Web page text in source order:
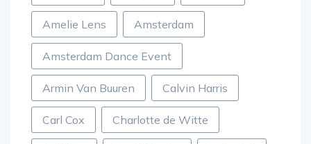
Amelie Lens Amsterdam
Amsterdam Dance Event
Armin Van Buuren Calvin Harris
Carl Cox Charlotte de Witte